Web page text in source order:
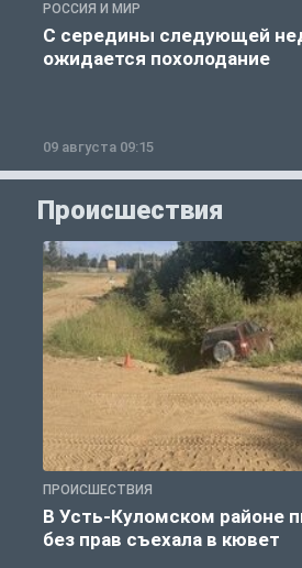
РОССИЯ И МИР
С середины следующей
ожидается похолодание
09 августа 09:15
Происшествия
ПРОИСШЕСТВИЯ
В Усть-Куломском районе
без прав съехала в кювет